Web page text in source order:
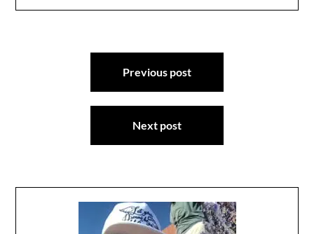
Previous post
Next post